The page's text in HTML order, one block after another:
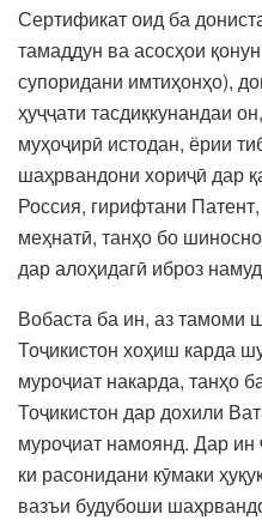
Сертификат оид ба
тамаддун ва асосҳои
супоридани имтиҳонҳо),
ҳуҷҷати тасдиқкунандаи
муҳоҷирӣ истодан, ёрии
шаҳрвандони хориҷӣ дар
Россия, гирифтани
меҳнатӣ, танҳо бо
дар алоҳидагӣ иброз
Вобаста ба ин, аз тамоми
Тоҷикистон хоҳиш карда
муроҷиат накарда, танҳо
Тоҷикистон дар дохили
муроҷиат намоянд. Дар ин
ки расонидани кӯмаки
вазъи будубоши